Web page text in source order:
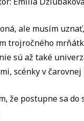
ale musím
trojročného
sú až také
scénky v
že postupne sa